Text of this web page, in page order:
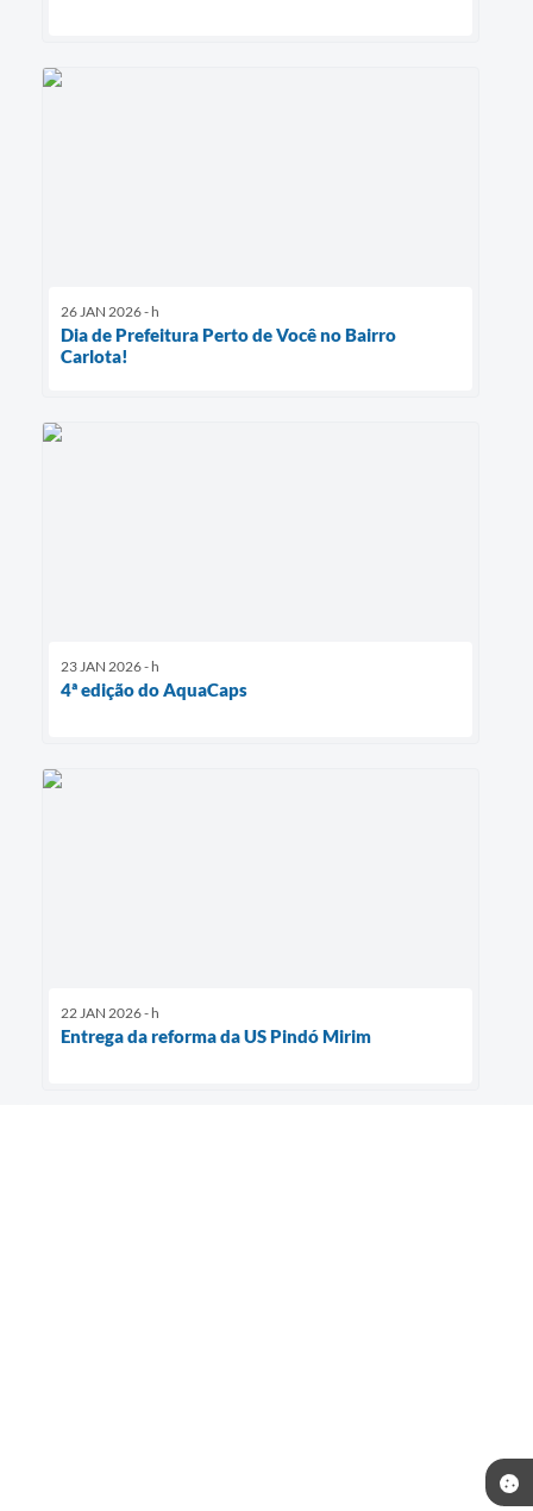
26 JAN 2026 - h
Dia de Prefeitura Perto de Você no Bairro
Carlota!
23 JAN 2026 - h
4ª edição do AquaCaps
22 JAN 2026 - h
Entrega da reforma da US Pindó Mirim